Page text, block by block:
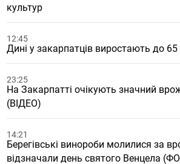
культур
12:45
Дині у закарпатців виростають до
23:25
На Закарпатті очікують значний
(ВІДЕО)
14:21
Берегівські винороби молилися за
відзначали день святого Венцела